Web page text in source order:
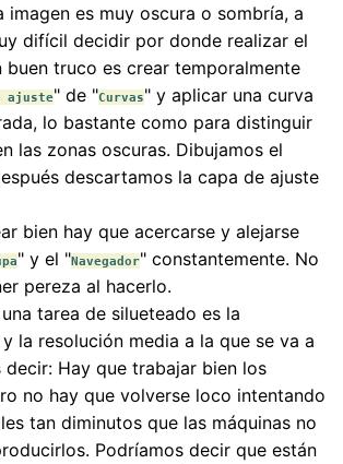
imagen es muy oscura o sombría, a
difícil decidir por donde realizar el
buen truco es crear temporalmente
ajuste" de "Curvas" y aplicar una curva
lo bastante como para distinguir
las zonas oscuras. Dibujamos el
descartamos la capa de ajuste
bien hay que acercarse y alejarse
" y el "Navegador" constantemente. No
pereza al hacerlo.
tarea de silueteado es la
la resolución media a la que se va a
decir: Hay que trabajar bien los
no hay que volverse loco intentando
tan diminutos que las máquinas no
Podríamos decir que están